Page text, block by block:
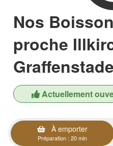
Nos
proche
Actuellement
À emporter
Préparation : 20 min